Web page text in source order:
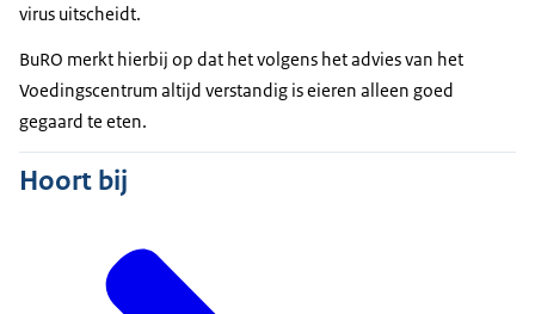
virus uitscheidt.
BuRO merkt hierbij op dat het volgens het advies van het
Voedingscentrum altijd verstandig is eieren alleen goed
gegaard te eten.
Hoort bij